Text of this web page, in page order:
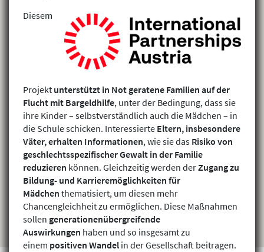
Diesem
Projekt unterstützt in Not geratene Familien auf der
Flucht mit Bargeldhilfe, unter der Bedingung, dass sie
ihre Kinder – selbstverständlich auch die Mädchen – in
die Schule schicken. Interessierte Eltern, insbesondere
Väter, erhalten Informationen, wie sie das Risiko von
geschlechtsspezifischer Gewalt in der Familie
reduzieren können. Gleichzeitig werden derZugang zu
Bildung- und Karrieremöglichkeiten für
Mädchen thematisiert, um diesen mehr
Chancengleichheit zu ermöglichen. Diese Maßnahmen
sollen generationenübergreifende
Auswirkungen haben und so insgesamt zu
einem positiven Wandel in der Gesellschaft beitragen.